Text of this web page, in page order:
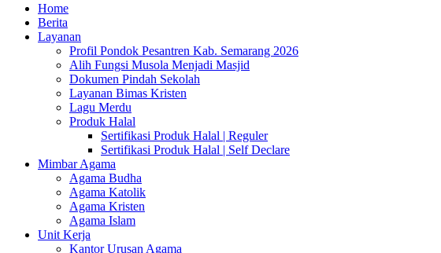
Home
Berita
Layanan
Profil Pondok Pesantren Kab. Semarang 2026
Alih Fungsi Musola Menjadi Masjid
Dokumen Pindah Sekolah
Layanan Bimas Kristen
Lagu Merdu
Produk Halal
Sertifikasi Produk Halal | Reguler
Sertifikasi Produk Halal | Self Declare
Mimbar Agama
Agama Budha
Agama Katolik
Agama Kristen
Agama Islam
Unit Kerja
Kantor Urusan Agama